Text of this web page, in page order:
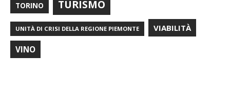
TORINO TURISMO
UNITÀ DI CRISI DELLA REGIONE PIEMONTE VIABILITÀ
VINO